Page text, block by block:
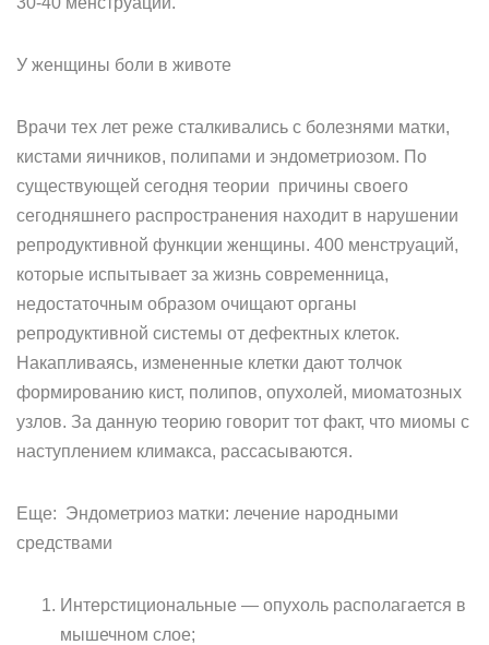
У женщины боли в животе
Врачи тех лет реже сталкивались с болезнями матки,
кистами яичников, полипами и эндометриозом. По
существующей сегодня теории причины своего
сегодняшнего распространения находит в нарушении
репродуктивной функции женщины. 400 менструаций,
которые испытывает за жизнь современница,
недостаточным образом очищают органы
репродуктивной системы от дефектных клеток.
Накапливаясь, измененные клетки дают толчок
формированию кист, полипов, опухолей, миоматозных
узлов. За данную теорию говорит тот факт, что миомы с
наступлением климакса, рассасываются.
Еще: Эндометриоз матки: лечение народными
средствами
Интерстициональные — опухоль располагается в
мышечном слое;